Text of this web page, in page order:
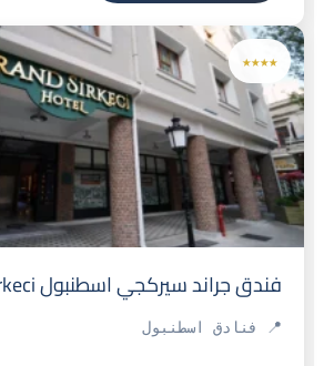
★★★★
فندق جراند سيركجي اسطنبول Grand Sirkeci
📍 فنادق اسطنبول